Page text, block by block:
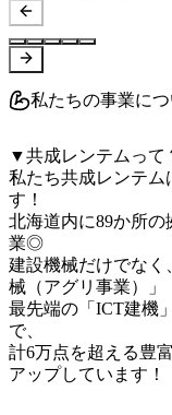
私たちの事業につ
▼共成レンテムって
私たち共成レンテム
す！
北海道内に89か所
業◎
建設機械だけでなく
械（アグリ事業）」
最先端の「ICT建機
で、
計6万点を超える豊
アップしています！